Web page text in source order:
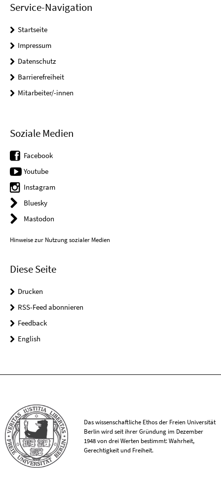
Service-Navigation
Startseite
Impressum
Datenschutz
Barrierefreiheit
Mitarbeiter/-innen
Soziale Medien
Facebook
Youtube
Instagram
Bluesky
Mastodon
Hinweise zur Nutzung sozialer Medien
Diese Seite
Drucken
RSS-Feed abonnieren
Feedback
English
Das wissenschaftliche Ethos der Freien Universität
Berlin wird seit ihrer Gründung im Dezember
1948 von drei Werten bestimmt: Wahrheit,
Gerechtigkeit und Freiheit.